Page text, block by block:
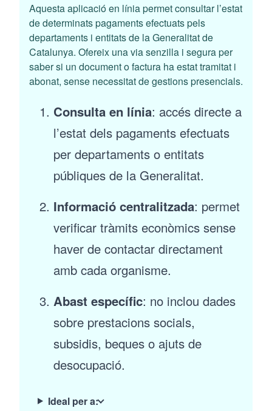
Aquesta aplicació en línia permet consultar l’estat
de determinats pagaments efectuats pels
departaments i entitats de la Generalitat de
Catalunya. Ofereix una via senzilla i segura per
saber si un document o factura ha estat tramitat i
abonat, sense necessitat de gestions presencials.
Consulta en línia: accés directe a
l’estat dels pagaments efectuats
per departaments o entitats
públiques de la Generalitat.
Informació centralitzada: permet
verificar tràmits econòmics sense
haver de contactar directament
amb cada organisme.
Abast específic: no inclou dades
sobre prestacions socials,
subsidis, beques o ajuts de
desocupació.
Ideal per a: